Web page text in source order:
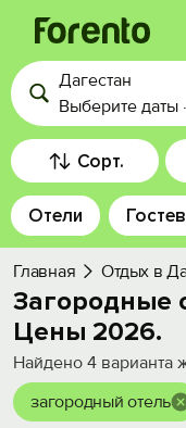
Войти
Избранное
История
Добавить
Дагестан
Выберите даты ·
Сорт.
Отели
Главная Отдых в
Загородные
Цены 2026.
Найдено 4 варианта
загородный отель